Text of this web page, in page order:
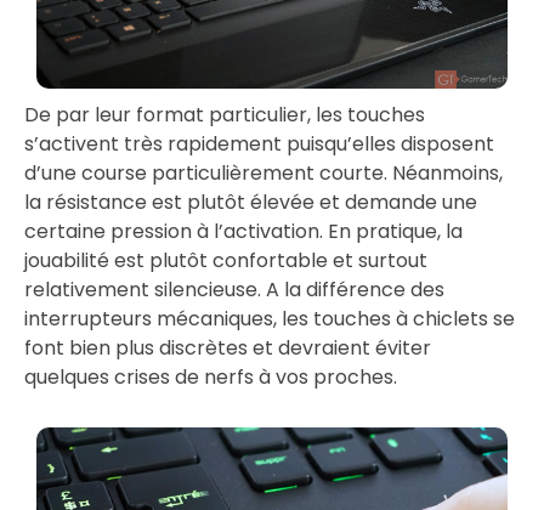
De par leur format particulier, les touches
s’activent très rapidement puisqu’elles disposent
d’une course particulièrement courte. Néanmoins,
la résistance est plutôt élevée et demande une
certaine pression à l’activation. En pratique, la
jouabilité est plutôt confortable et surtout
relativement silencieuse. A la différence des
interrupteurs mécaniques, les touches à chiclets se
font bien plus discrètes et devraient éviter
quelques crises de nerfs à vos proches.